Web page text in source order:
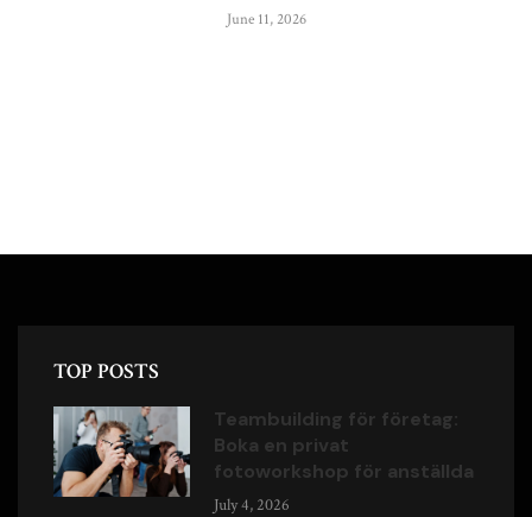
June 11, 2026
TOP POSTS
Teambuilding för företag:
Boka en privat
fotoworkshop för anställda
July 4, 2026